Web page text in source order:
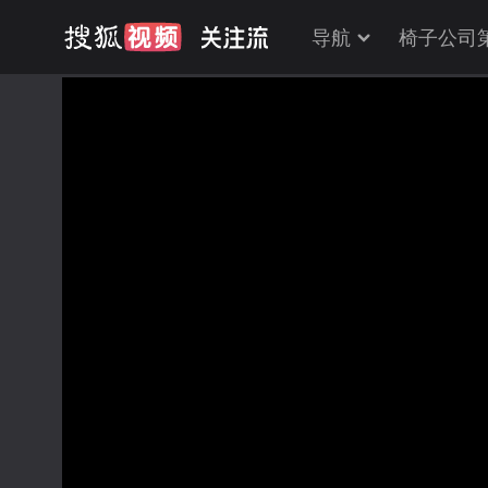
导航 椅子公司